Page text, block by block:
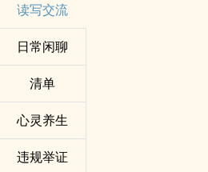
读写交流
日常闲聊
清单
心灵养生
违规举证